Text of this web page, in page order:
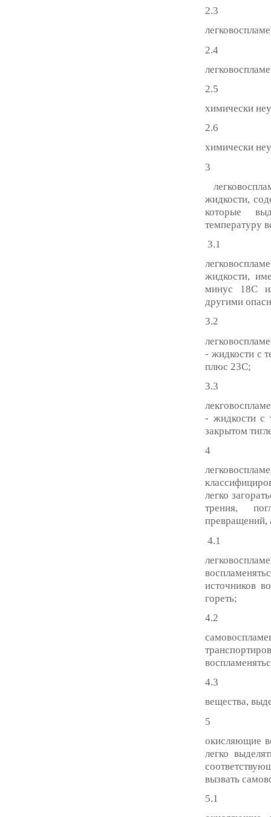
2.3
2.4
2.5
химически
2.6
химически
3
жидкости,
которые
температуру
3.1
жидкости,
минус 18С
другими
3.2
- жидкости с
плюс 23С;
3.3
- жидкости с
закрытом
4
легко
трения,
превращений,
4.1
источников
гореть;
4.2
4.3
вещества,
5
окисляющие
легко
вызвать
5.1